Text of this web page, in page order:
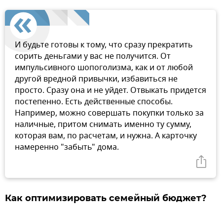
И будьте готовы к тому, что сразу прекратить
сорить деньгами у вас не получится. От
импульсивного шопоголизма, как и от любой
другой вредной привычки, избавиться не
просто. Сразу она и не уйдет. Отвыкать придется
постепенно. Есть действенные способы.
Например, можно совершать покупки только за
наличные, притом снимать именно ту сумму,
которая вам, по расчетам, и нужна. А карточку
намеренно "забыть" дома.
Как оптимизировать семейный бюджет?